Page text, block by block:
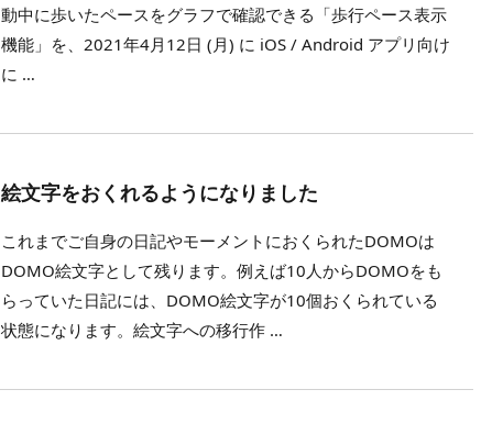
動中に歩いたペースをグラフで確認できる「歩行ペース表示
機能」を、2021年4月12日 (月) に iOS / Android アプリ向け
に …
絵文字をおくれるようになりました
これまでご自身の日記やモーメントにおくられたDOMOは
DOMO絵文字として残ります。例えば10人からDOMOをも
らっていた日記には、DOMO絵文字が10個おくられている
状態になります。絵文字への移行作 …